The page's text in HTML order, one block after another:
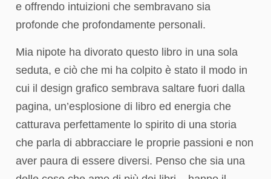
e offrendo intuizioni che sembravano sia
profonde che profondamente personali.
Mia nipote ha divorato questo libro in una sola
seduta, e ciò che mi ha colpito è stato il modo in
cui il design grafico sembrava saltare fuori dalla
pagina, un’esplosione di libro ed energia che
catturava perfettamente lo spirito di una storia
che parla di abbracciare le proprie passioni e non
aver paura di essere diversi. Penso che sia una